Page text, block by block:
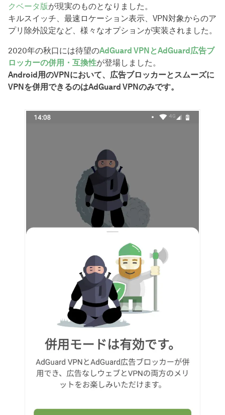
クベータ版が現実のものとなりました。
キルスイッチ、最速ロケーション表示、VPN対象からのア
プリ除外設定など、様々なオプションが実装されました。
2020年の秋口には待望のAdGuard VPNとAdGuard広告ブ
ロッカーの併用・互換性が登場しました。
Android用のVPNにおいて、広告ブロッカーとスムーズに
VPNを併用できるのはAdGuard VPNのみです。